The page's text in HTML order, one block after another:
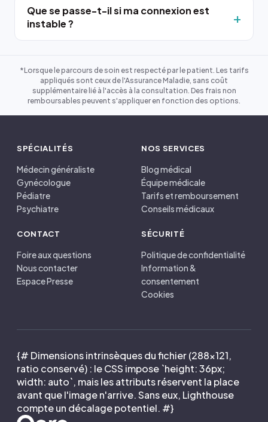
Que se passe-t-il si ma connexion est
instable ?
*Lorsque le parcours de soin est respecté par le patient. Les tarifs
appliqués sont ceux de l'Assurance Maladie, sans coût
supplémentaire lié à l'accès à la consultation. Des frais non
remboursables peuvent s'appliquer en fonction des options.
SPÉCIALITÉS
Médecin généraliste
Gynécologue
Pédiatre
Psychiatre
NOS SERVICES
Blog médical
Équipe médicale
Tarifs et remboursement
Conseils médicaux
CONTACT
Foire aux questions
Nous contacter
Espace Presse
SÉCURITÉ
Politique de confidentialité
Information &
consentement
Cookies
{# Dimensions intrinsèques du fichier (288×121,
ratio conservé) : le CSS impose `height: 36px;
width: auto`, mais les attributs réservent la place
avant que l'image n'arrive. Sans eux, Lighthouse
compte un décalage potentiel. #}